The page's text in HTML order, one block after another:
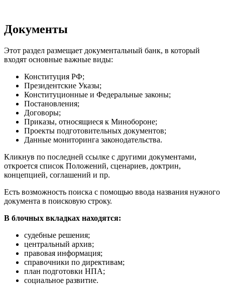
Документы
Этот раздел размещает документальный банк, в который
входят основные важные виды:
Конституция РФ;
Президентские Указы;
Конституционные и Федеральные законы;
Постановления;
Договоры;
Приказы, относящиеся к Минобороне;
Проекты подготовительных документов;
Данные мониторинга законодательства.
Кликнув по последней ссылке с другими документами,
откроется список Положений, сценариев, доктрин,
концепцией, соглашений и пр.
Есть возможность поиска с помощью ввода названия нужного
документа в поисковую строку.
В блочных вкладках находятся:
судебные решения;
центральный архив;
правовая информация;
справочники по директивам;
план подготовки НПА;
социальное развитие.